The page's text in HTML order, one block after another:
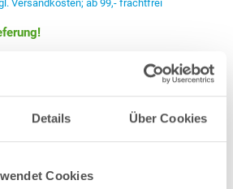
Details Über Cookies
Cookies
Versandkosten; ab 99,- frachtfrei